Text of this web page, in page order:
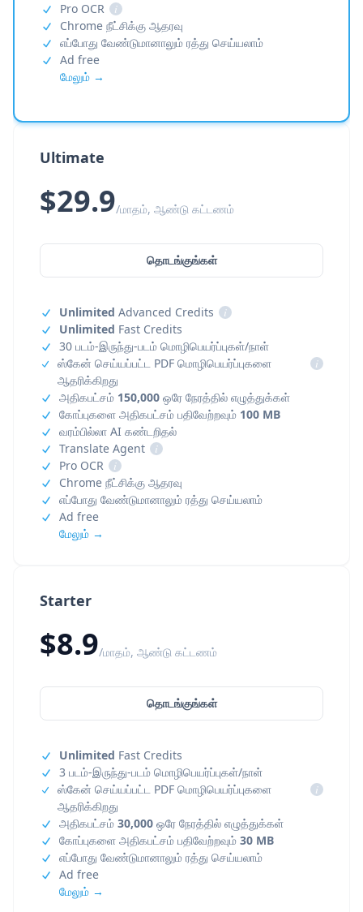
Starter
$8.9/மாதம், ஆண்டு கட்டணம்
தொடங்குங்கள்
Unlimited Fast Credits
3 படம்-இருந்து-படம் மொழிபெயர்ப்புகள்/நாள்
ஸ்கேன் செய்யப்பட்ட PDF மொழிபெயர்ப்புகளை
ஆதரிக்கிறது
i
அதிகபட்சம் 30,000 ஒரே நேரத்தில் எழுத்துக்கள்
கோப்புகளை அதிகபட்சம் பதிவேற்றவும் 30 MB
எப்போது வேண்டுமானாலும் ரத்து செய்யலாம்
Ad free
மேலும் →
Pro OCR
i
Chrome நீட்சிக்கு ஆதரவு
எப்போது வேண்டுமானாலும் ரத்து செய்யலாம்
Ad free
மேலும் →
Ultimate
$29.9/மாதம், ஆண்டு கட்டணம்
தொடங்குங்கள்
Unlimited Advanced Credits
i
Unlimited Fast Credits
30 படம்-இருந்து-படம் மொழிபெயர்ப்புகள்/நாள்
ஸ்கேன் செய்யப்பட்ட PDF மொழிபெயர்ப்புகளை
ஆதரிக்கிறது
i
அதிகபட்சம் 150,000 ஒரே நேரத்தில் எழுத்துக்கள்
கோப்புகளை அதிகபட்சம் பதிவேற்றவும் 100 MB
வரம்பில்லா AI கண்டறிதல்
Translate Agent
i
Pro OCR
i
Chrome நீட்சிக்கு ஆதரவு
எப்போது வேண்டுமானாலும் ரத்து செய்யலாம்
Ad free
மேலும் →